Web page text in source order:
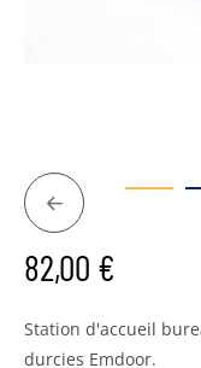
Précédent
82,00 €
Station d'accueil
durcies Emdoor.